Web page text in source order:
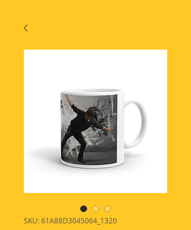
SKU: 61A88D3045064_1320